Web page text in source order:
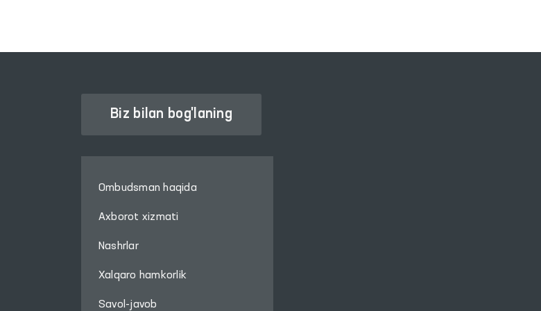
Biz bilan bog'laning
Ombudsman haqida
Axborot xizmati
Nashrlar
Xalqaro hamkorlik
Savol-javob